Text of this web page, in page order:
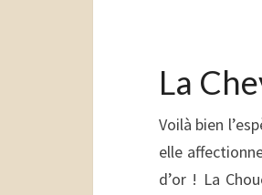
La
Voilà bien
elle
d’or ! La